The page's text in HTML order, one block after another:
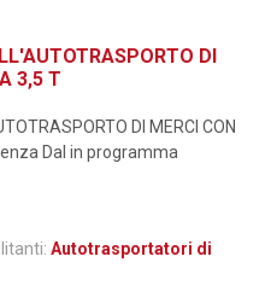
DI
3,5 T
DI MERCI CON
Dal in programma
Autotrasportatori di